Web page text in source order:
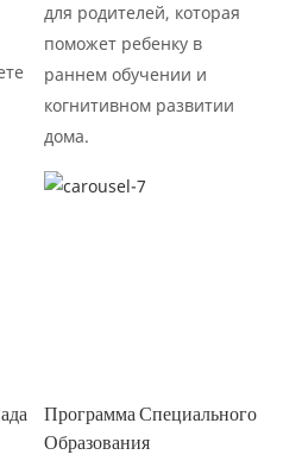
для родителей, которая
поможет ребенку в
раннем обучении и
когнитивном развитии
дома.
Программа Специального
Образования